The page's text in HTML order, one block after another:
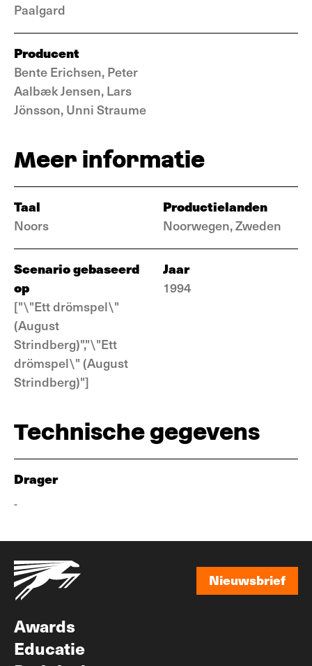
Paalgard
Producent
Bente Erichsen, Peter
Aalbæk Jensen, Lars
Jönsson, Unni Straume
Meer informatie
Taal
Noors
Productielanden
Noorwegen, Zweden
Scenario gebaseerd
op
["\"Ett drömspel\"
(August
Strindberg)","\"Ett
drömspel\" (August
Strindberg)"]
Jaar
1994
Technische gegevens
Drager
-
Nieuwsbrief
Awards
Educatie